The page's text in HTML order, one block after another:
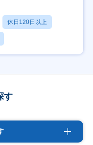
休日120日以上
す